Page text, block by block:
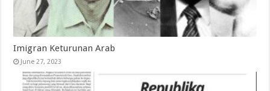
Imigran Keturunan Arab
June 27, 2023